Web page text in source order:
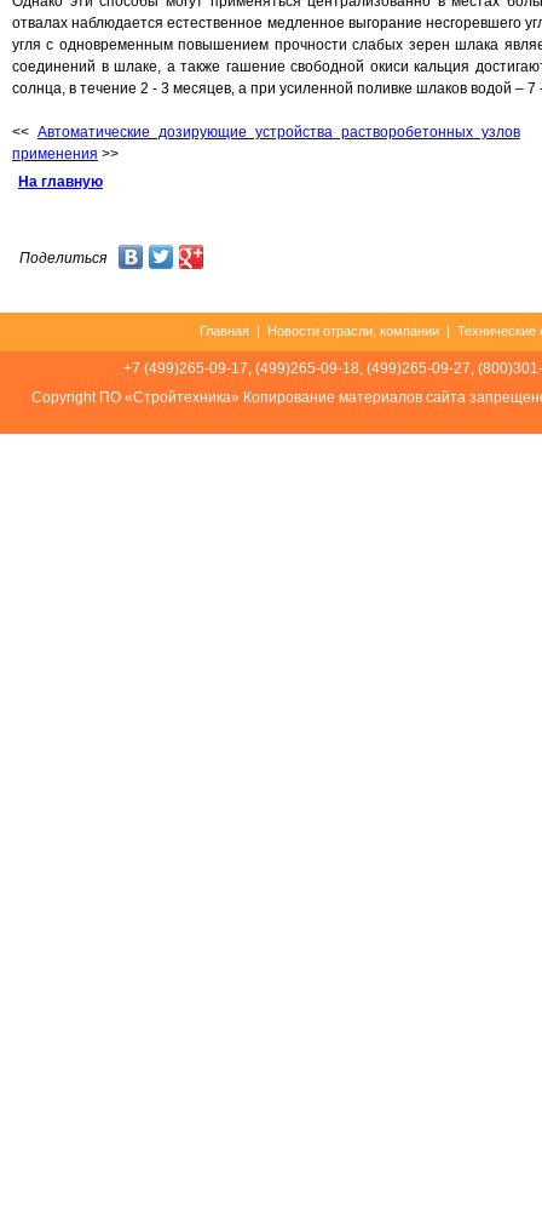
отвалах наблюдается естественное медленное выгорание несгоревшего
угля с одновременным повышением прочности слабых зерен шлака
соединений в шлаке, а также гашение свободной окиси кальция
солнца, в течение 2 - 3 месяцев, а при усиленной поливке шлаков водой – 7
<< Автоматические дозирующие устройства растворобетонных узлов
применения >>
На главную
Поделиться
Главная | Новости отрасли, компании | Технические
+7 (499)265-09-17, (499)265-09-18, (499)265-09-27,
Соpуright ПО «Стройтехника» Копирование материалов сайта